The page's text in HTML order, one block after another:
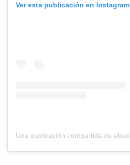
Ver esta publicación en Instagram